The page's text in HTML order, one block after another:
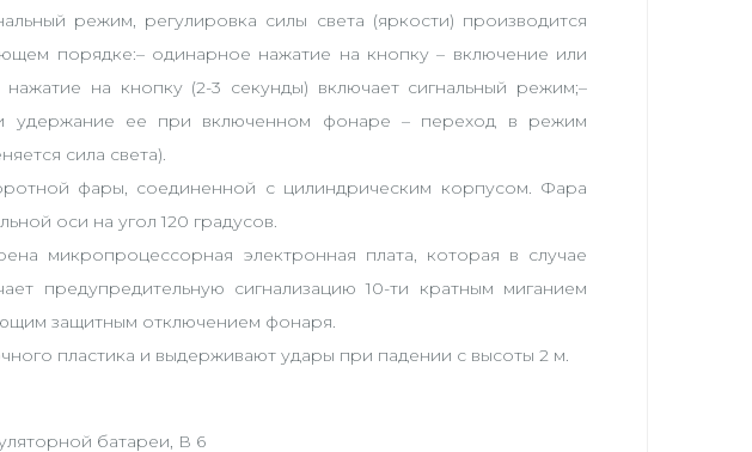
режим, регулировка силы света (яркости) производится
порядке:– одинарное нажатие на кнопку – включение или
на кнопку (2-3 секунды) включает сигнальный режим;–
удержание ее при включенном фонаре – переход в режим
сила света).
фары, соединенной с цилиндрическим корпусом. Фара
оси на угол 120 градусов.
микропроцессорная электронная плата, которая в случае
предупредительную сигнализацию 10-ти кратным миганием
защитным отключением фонаря.
пластика и выдерживают удары при падении с высоты 2 м.
батареи, В 6